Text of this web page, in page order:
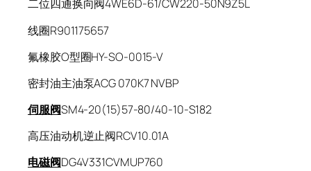
二位四通换向阀4WE6D-61/CW220-50N9Z5L
线圈R901175657
氟橡胶O型圈HY-SO-0015-V
密封油主油泵ACG 070K7 NVBP
伺服阀SM4-20(15)57-80/40-10-S182
高压油动机逆止阀RCV10.01A
电磁阀DG4V331CVMUP760